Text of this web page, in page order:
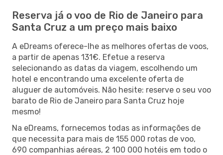
Reserva já o voo de Rio de Janeiro para
Santa Cruz a um preço mais baixo
A eDreams oferece-lhe as melhores ofertas de voos,
a partir de apenas 131€. Efetue a reserva
selecionando as datas da viagem, escolhendo um
hotel e encontrando uma excelente oferta de
aluguer de automóveis. Não hesite: reserve o seu voo
barato de Rio de Janeiro para Santa Cruz hoje
mesmo!
Na eDreams, fornecemos todas as informações de
que necessita para mais de 155 000 rotas de voo,
690 companhias aéreas, 2 100 000 hotéis em todo o